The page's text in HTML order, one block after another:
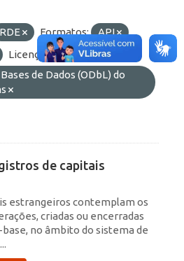
RDE Formatos:
API
Licenças:
de Dados (ODbL) do
de capitais
estrangeiros contemplam os
criadas ou encerradas
no âmbito do sistema de